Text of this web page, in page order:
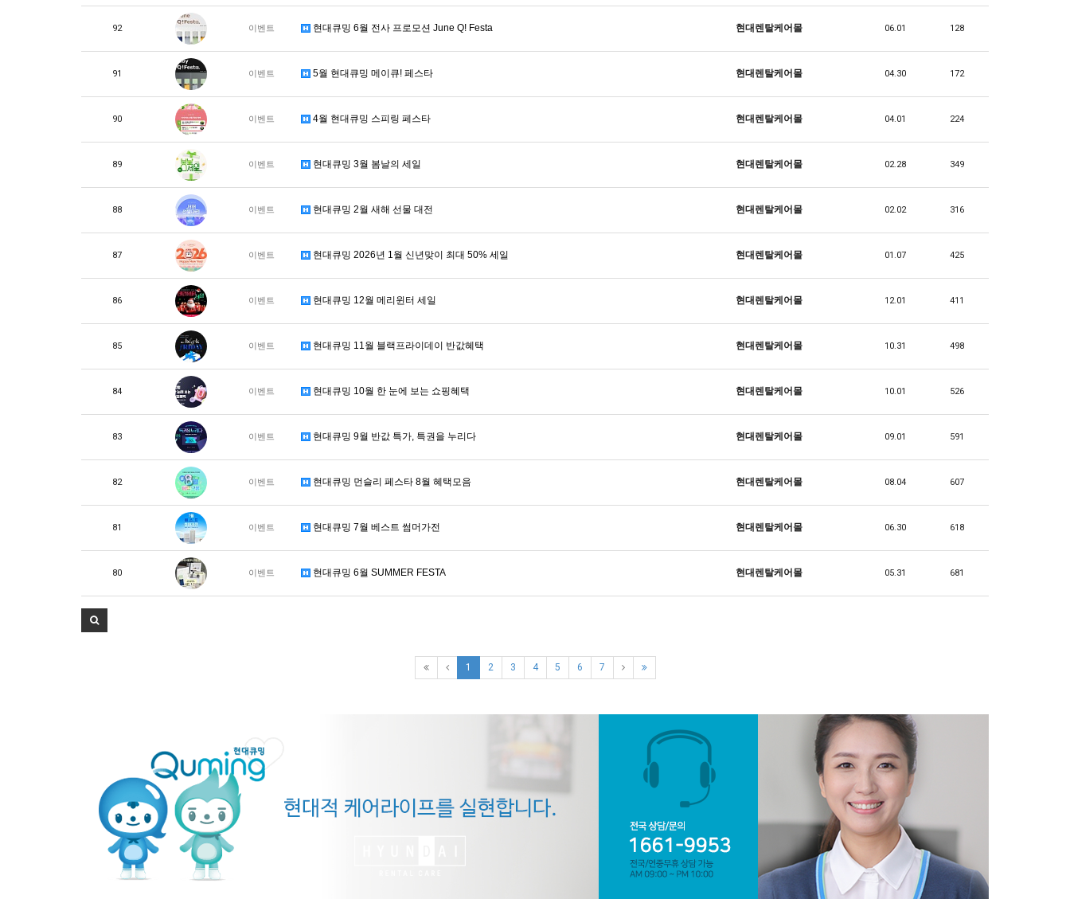
92 이벤트 현대큐밍 6월 전사 프로모션 June Q! Festa 현대렌탈케어몰 06.01 128
91 이벤트 5월 현대큐밍 메이큐! 페스타 현대렌탈케어몰 04.30 172
90 이벤트 4월 현대큐밍 스피링 페스타 현대렌탈케어몰 04.01 224
89 이벤트 현대큐밍 3월 봄날의 세일 현대렌탈케어몰 02.28 349
88 이벤트 현대큐밍 2월 새해 선물 대전 현대렌탈케어몰 02.02 316
87 이벤트 현대큐밍 2026년 1월 신년맞이 최대 50% 세일 현대렌탈케어몰 01.07 425
86 이벤트 현대큐밍 12월 메리윈터 세일 현대렌탈케어몰 12.01 411
85 이벤트 현대큐밍 11월 블랙프라이데이 반값혜택 현대렌탈케어몰 10.31 498
84 이벤트 현대큐밍 10월 한 눈에 보는 쇼핑혜택 현대렌탈케어몰 10.01 526
83 이벤트 현대큐밍 9월 반값 특가, 특권을 누리다 현대렌탈케어몰 09.01 591
82 이벤트 현대큐밍 먼슬리 페스타 8월 혜택모음 현대렌탈케어몰 08.04 607
81 이벤트 현대큐밍 7월 베스트 썸머가전 현대렌탈케어몰 06.30 618
80 이벤트 현대큐밍 6월 SUMMER FESTA 현대렌탈케어몰 05.31 681
1 2 3 4 5 6 7